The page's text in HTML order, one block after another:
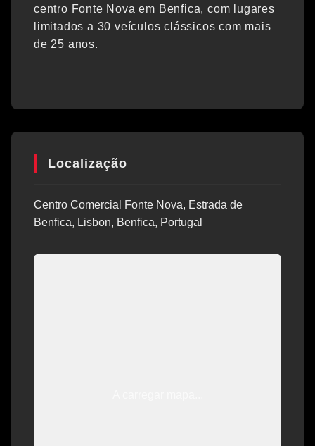
centro Fonte Nova em Benfica, com lugares
limitados a 30 veículos clássicos com mais
de 25 anos.
Localização
Centro Comercial Fonte Nova, Estrada de
Benfica, Lisbon, Benfica, Portugal